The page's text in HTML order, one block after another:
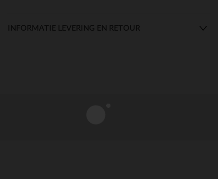
INFORMATIE LEVERING EN RETOUR